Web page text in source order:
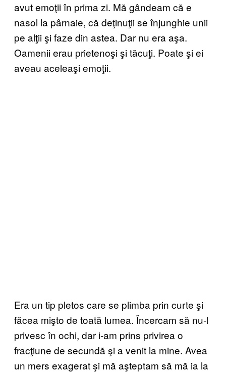
avut emoţii în prima zi. Mă gândeam că e
nasol la pârnaie, că deţinuţii se înjunghie unii
pe alţii şi faze din astea. Dar nu era aşa.
Oamenii erau prietenoşi şi tăcuţi. Poate şi ei
aveau aceleaşi emoţii.
Era un tip pletos care se plimba prin curte şi
făcea mişto de toată lumea. Încercam să nu-l
privesc în ochi, dar i-am prins privirea o
fracţiune de secundă şi a venit la mine. Avea
un mers exagerat şi mă aşteptam să mă ia la